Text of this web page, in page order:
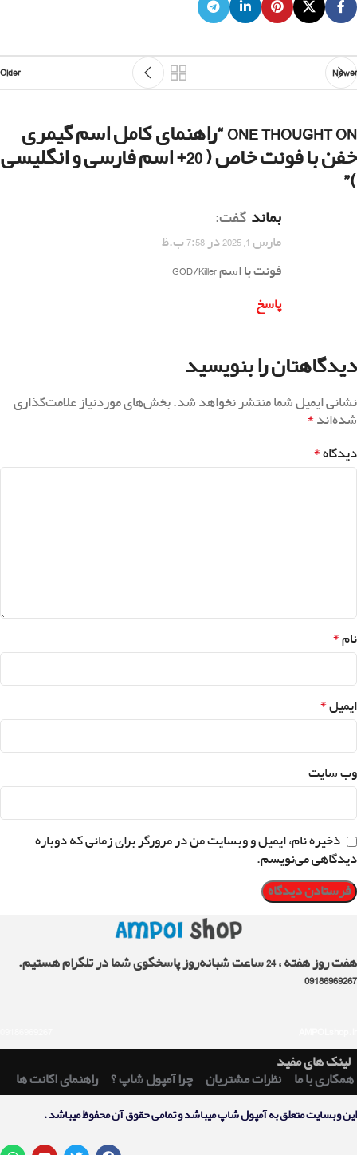
Newer
Older
ONE THOUGHT ON “ راهنمای کامل اسم گیمری
خفن با فونت خاص ( 20+ اسم فارسی و انگلیسی
)
”
بماند گفت:
مارس 1, 2025 در 7:58 ب.ظ
فونت با اسم GOD/Killer
پاسخ
دیدگاهتان را بنویسید
نشانی ایمیل شما منتشر نخواهد شد.بخش‌های موردنیاز علامت‌گذاری
شده‌اند*
دیدگاه*
نام*
ایمیل*
وب‌ سایت
ذخیره نام، ایمیل و وبسایت من در مرورگر برای زمانی که دوباره
دیدگاهی می‌نویسم.
هفت روز هفته ، 24 ساعت شبانه‌روز پاسخگوی شما در تلگرام هستیم.
09186969267
لینک های مفید
همکاری با ما
نظرات مشتریان چرا آمپول شاپ ؟ راهنمای اکانت ها
اين وبسايت متعلق به آمپول شاپ ميباشد و تمامی حقوق آن محفوظ ميباشد .